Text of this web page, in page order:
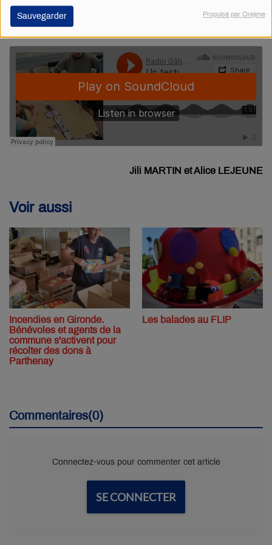
Sauvegarder Propulsé par Orejime
constate le co-président de l'association. D'où l'apport de
cette question de la démocratie.
Jili MARTIN et Alice LEJEUNE
Voir aussi
Incendies en Gironde.
Bénévoles et agents de la
commune s'activent pour
récolter des dons à
Parthenay
Les balades au FLIP
Commentaires(0)
Connectez-vous pour commenter cet article
SE CONNECTER